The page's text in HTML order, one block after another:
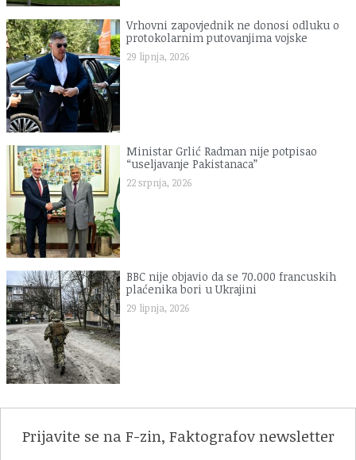
Vrhovni zapovjednik ne donosi odluku o
protokolarnim putovanjima vojske
29 lipnja, 2026
Ministar Grlić Radman nije potpisao
“useljavanje Pakistanaca”
22 srpnja, 2026
BBC nije objavio da se 70.000 francuskih
plaćenika bori u Ukrajini
29 lipnja, 2026
Prijavite se na F-zin, Faktografov newsletter